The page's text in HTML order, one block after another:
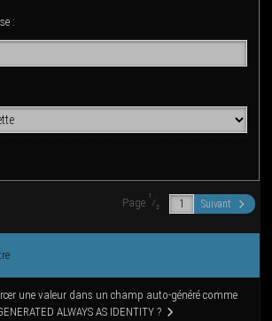
i
n
:
Page 1⁄2 Suivant
une valeur dans un champ auto-géné­ré comme
ALWAYS AS IDENTITY ?